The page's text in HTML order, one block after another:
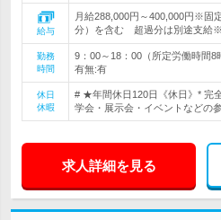
給与
月給288,000円～400,000円※固
分）を含む 超過分は別途支給
勤務
時間
9：00～18：00（所定労働時間
有無:有
休日
休暇
# ★年間休日120日《休日》* 完
学会・展示会・イベントなどの
求人詳細を見る